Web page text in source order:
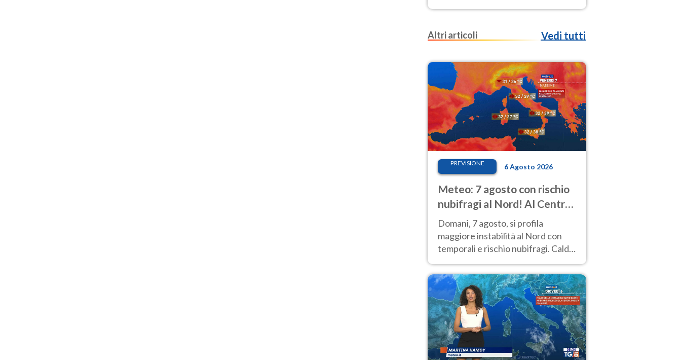
nuovo rinforzo dell’anticiclone
Altri articoli
Vedi tutti
PREVISIONE 6 Agosto 2026
Meteo: 7 agosto con rischio
nubifragi al Nord! Al Centro-
Sud caldo estremo
Domani, 7 agosto, si profila
maggiore instabilità al Nord con
temporali e rischio nubifragi. Caldo
previsioni.